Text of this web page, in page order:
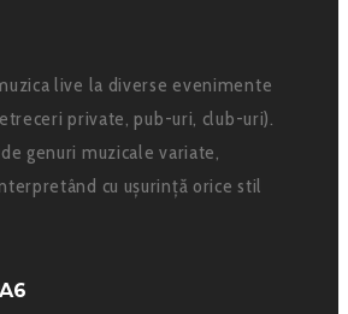
live la diverse evenimente
private, pub-uri, club-uri).
genuri muzicale variate,
cu ușurință orice stil